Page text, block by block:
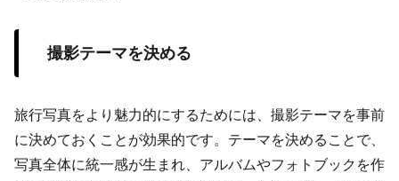
撮影テーマを決める
旅行写真をより魅力的にするためには、撮影テーマを事前
に決めておくことが効果的です。テーマを決めることで、
写真全体に統一感が生まれ、アルバムやフォトブックを作